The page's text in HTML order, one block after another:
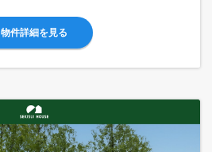
物件詳細を見る